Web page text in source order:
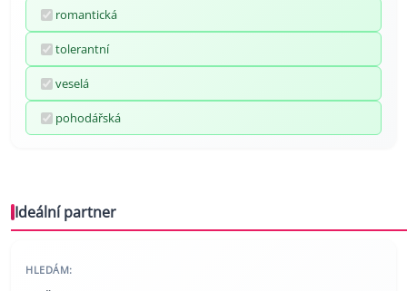
romantická
tolerantní
veselá
pohodářská
Ideální partner
HLEDÁM: